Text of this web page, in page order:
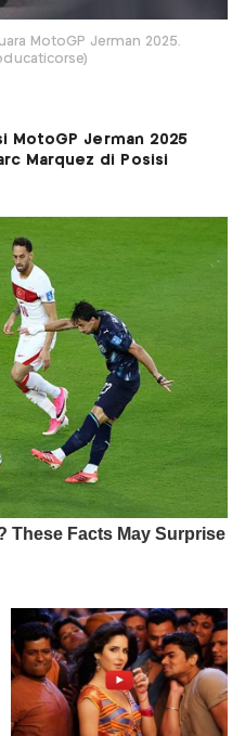
MotoGP Jerman 2025.
MotoGP Jerman 2025
Marquez di Posisi